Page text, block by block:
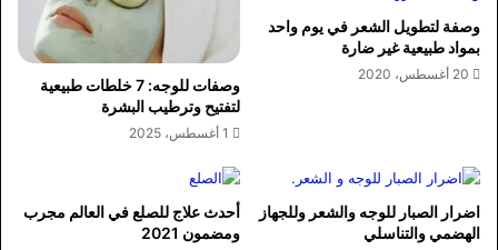
وصفة لتطويل الشعر في يوم واحد
بمواد طبيعية غير ضارة
20 أغسطس، 2020
وصفات للوجه: 7 خلطات طبيعية
لتفتيح وترطيب البشرة
1 أغسطس، 2025
اضرار الصبار للوجه والشعر وللجهاز
الهضمي والتناسلي
أحدث علاج للصلع في العالم مجرب
ومضمون 2021